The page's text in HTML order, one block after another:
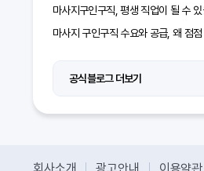
마사지구인구직, 평생 직업이 될 수
마사지 구인구직 수요와 공급, 왜 점
공식블로그 더보기